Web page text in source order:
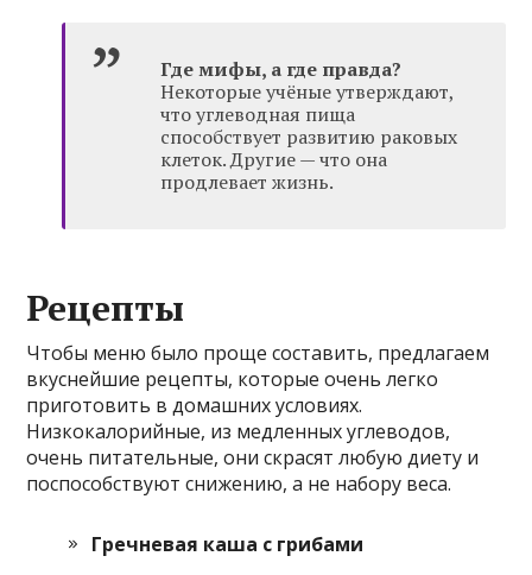
Где мифы, а где правда?
Некоторые учёные утверждают,
что углеводная пища
способствует развитию раковых
клеток. Другие — что она
продлевает жизнь.
Рецепты
Чтобы меню было проще составить, предлагаем
вкуснейшие рецепты, которые очень легко
приготовить в домашних условиях.
Низкокалорийные, из медленных углеводов,
очень питательные, они скрасят любую диету и
поспособствуют снижению, а не набору веса.
Гречневая каша с грибами